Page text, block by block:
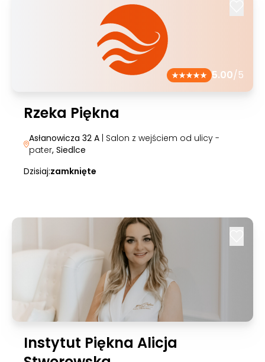
5.00/5
Rzeka Piękna
Asłanowicza 32 A| Salon z wejściem od ulicy -
pater, Siedlce
Dzisiaj:zamknięte
Instytut Piękna Alicja